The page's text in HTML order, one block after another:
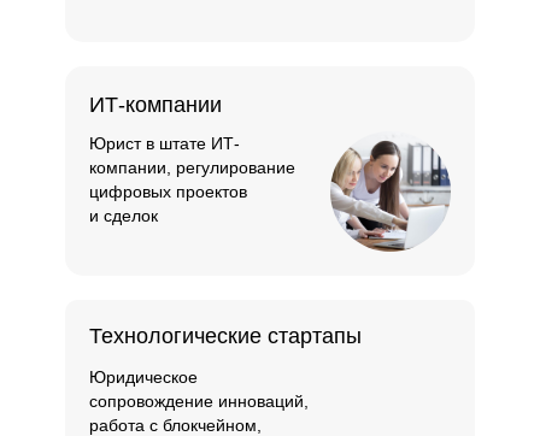
Юридическое
сопровождение инноваций,
работа с блокчейном,
Технологические стартапы
Юрист в штате ИТ-
компании, регулирование
цифровых проектов
и сделок
ИТ-компании